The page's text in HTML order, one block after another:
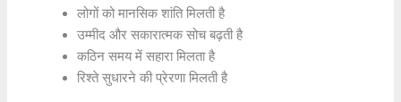
लोगों को मानसिक शांति मिलती है
उम्मीद और सकारात्मक सोच बढ़ती है
कठिन समय में सहारा मिलता है
रिश्ते सुधारने की प्रेरणा मिलती है